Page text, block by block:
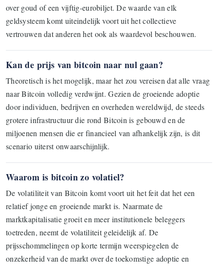
over goud of een vijftig-eurobiljet. De waarde van elk
geldsysteem komt uiteindelijk voort uit het collectieve
vertrouwen dat anderen het ook als waardevol beschouwen.
Kan de prijs van bitcoin naar nul gaan?
Theoretisch is het mogelijk, maar het zou vereisen dat alle vraag
naar Bitcoin volledig verdwijnt. Gezien de groeiende adoptie
door individuen, bedrijven en overheden wereldwijd, de steeds
grotere infrastructuur die rond Bitcoin is gebouwd en de
miljoenen mensen die er financieel van afhankelijk zijn, is dit
scenario uiterst onwaarschijnlijk.
Waarom is bitcoin zo volatiel?
De volatiliteit van Bitcoin komt voort uit het feit dat het een
relatief jonge en groeiende markt is. Naarmate de
marktkapitalisatie groeit en meer institutionele beleggers
toetreden, neemt de volatiliteit geleidelijk af. De
prijsschommelingen op korte termijn weerspiegelen de
onzekerheid van de markt over de toekomstige adoptie en